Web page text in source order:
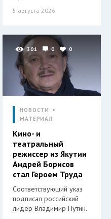
5 августа 2026
301 0 0
НОВОСТИ
МАТЕРИАЛ
Кино- и
театральный
режиссер из Якутии
Андрей Борисов
стал Героем Труда
Соответствующий указ
подписал российский
лидер Владимир Путин.